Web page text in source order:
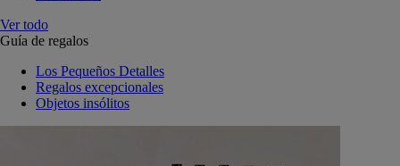
Ver todo
Guía de regalos
Los Pequeños Detalles
Regalos excepcionales
Objetos insólitos